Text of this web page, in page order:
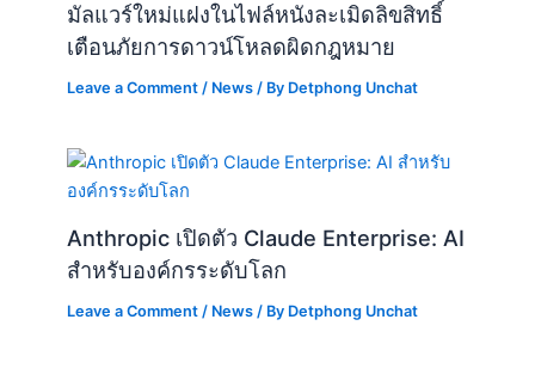
มัลแวร์ใหม่แฝงในไฟล์หนังละเมิดลิขสิทธิ์
เตือนภัยการดาวน์โหลดผิดกฎหมาย
Leave a Comment / News / By Detphong Unchat
Anthropic เปิดตัว Claude Enterprise: AI
สำหรับองค์กรระดับโลก
Leave a Comment / News / By Detphong Unchat